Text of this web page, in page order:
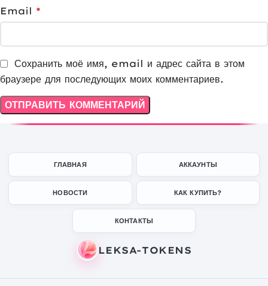
Email *
Сохранить моё имя, email и адрес сайта в этом
браузере для последующих моих комментариев.
ГЛАВНАЯ АККАУНТЫ
НОВОСТИ КАК КУПИТЬ?
КОНТАКТЫ